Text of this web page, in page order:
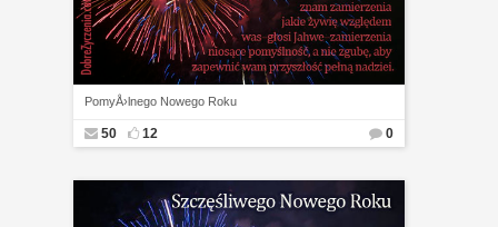
PomyÅ›lnego Nowego Roku
50 12 0